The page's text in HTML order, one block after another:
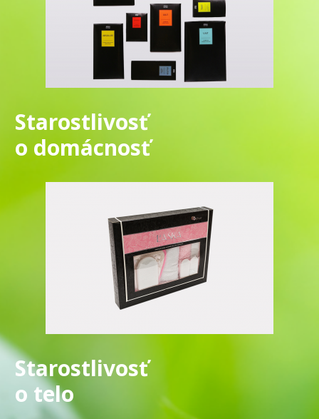
Starostlivosť
o domácnosť
Starostlivosť
o telo